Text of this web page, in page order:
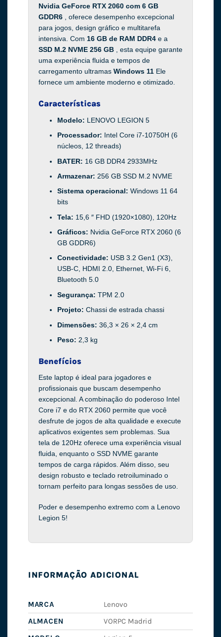
Nvidia GeForce RTX 2060 com 6 GB
GDDR6 , oferece desempenho excepcional
para jogos, design gráfico e multitarefa
intensiva. Com 16 GB de RAM DDR4 e a
SSD M.2 NVME 256 GB , esta equipe garante
uma experiência fluida e tempos de
carregamento ultramas Windows 11 Ele
fornece um ambiente moderno e otimizado.
Características
Modelo: LENOVO LEGION 5
Processador: Intel Core i7-10750H (6
núcleos, 12 threads)
BATER: 16 GB DDR4 2933MHz
Armazenar: 256 GB SSD M.2 NVME
Sistema operacional: Windows 11 64
bits
Tela: 15,6 ″ FHD (1920×1080), 120Hz
Gráficos: Nvidia GeForce RTX 2060 (6
GB GDDR6)
Conectividade: USB 3.2 Gen1 (X3),
USB-C, HDMI 2.0, Ethernet, Wi-Fi 6,
Bluetooth 5.0
Segurança: TPM 2.0
Projeto: Chassi de estrada chassi
Dimensões: 36,3 × 26 × 2,4 cm
Peso: 2,3 kg
Benefícios
Este laptop é ideal para jogadores e
profissionais que buscam desempenho
excepcional. A combinação do poderoso Intel
Core i7 e do RTX 2060 permite que você
desfrute de jogos de alta qualidade e execute
aplicativos exigentes sem problemas. Sua
tela de 120Hz oferece uma experiência visual
fluida, enquanto o SSD NVME garante
tempos de carga rápidos. Além disso, seu
design robusto e teclado retroiluminado o
tornam perfeito para longas sessões de uso.
Poder e desempenho extremo com a Lenovo
Legion 5!
INFORMAÇÃO ADICIONAL
MARCA
Lenovo
ALMACEN
VORPC Madrid